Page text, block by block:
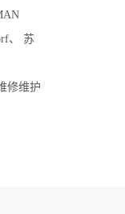
、 苏
修维护